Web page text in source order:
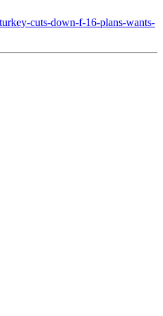
cuts-down-f-16-plans-wants-